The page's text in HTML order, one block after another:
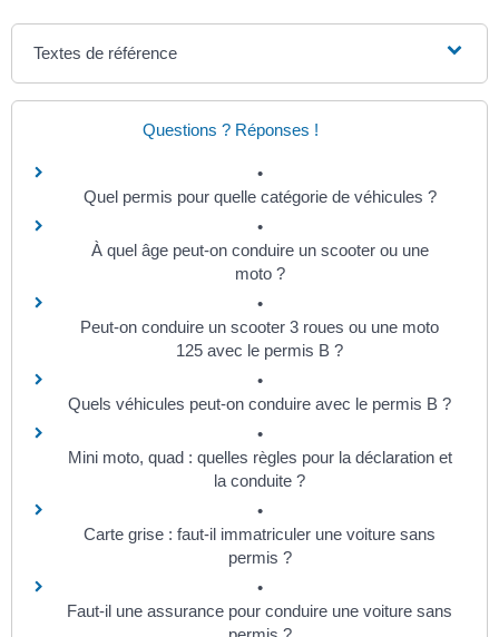
Textes de référence
Questions ? Réponses !
Quel permis pour quelle catégorie de véhicules ?
À quel âge peut-on conduire un scooter ou une
moto ?
Peut-on conduire un scooter 3 roues ou une moto
125 avec le permis B ?
Quels véhicules peut-on conduire avec le permis B ?
Mini moto, quad : quelles règles pour la déclaration et
la conduite ?
Carte grise : faut-il immatriculer une voiture sans
permis ?
Faut-il une assurance pour conduire une voiture sans